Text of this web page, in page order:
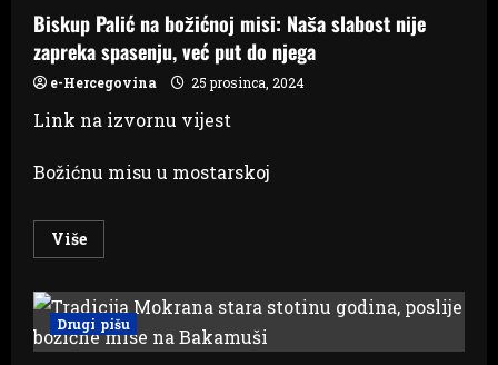
u
punom
jeku
Biskup Palić na božićnoj misi: Naša slabost nije
zapreka spasenju, već put do njega
e-Hercegovina 25 prosinca, 2024
Link na izvornu vijest
Božićnu misu u mostarskoj
VišeRead
more
Palić
na
božićnoj
misi:
Drugi pišu